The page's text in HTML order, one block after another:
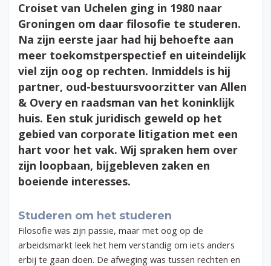
Croiset van Uchelen ging in 1980 naar
Groningen om daar filosofie te studeren.
Na zijn eerste jaar had hij behoefte aan
meer toekomstperspectief en uiteindelijk
viel zijn oog op rechten. Inmiddels is hij
partner, oud-bestuursvoorzitter van Allen
& Overy en raadsman van het koninklijk
huis. Een stuk juridisch geweld op het
gebied van corporate litigation met een
hart voor het vak. Wij spraken hem over
zijn loopbaan, bijgebleven zaken en
boeiende interesses.
Studeren om het studeren
Filosofie was zijn passie, maar met oog op de
arbeidsmarkt leek het hem verstandig om iets anders
erbij te gaan doen. De afweging was tussen rechten en